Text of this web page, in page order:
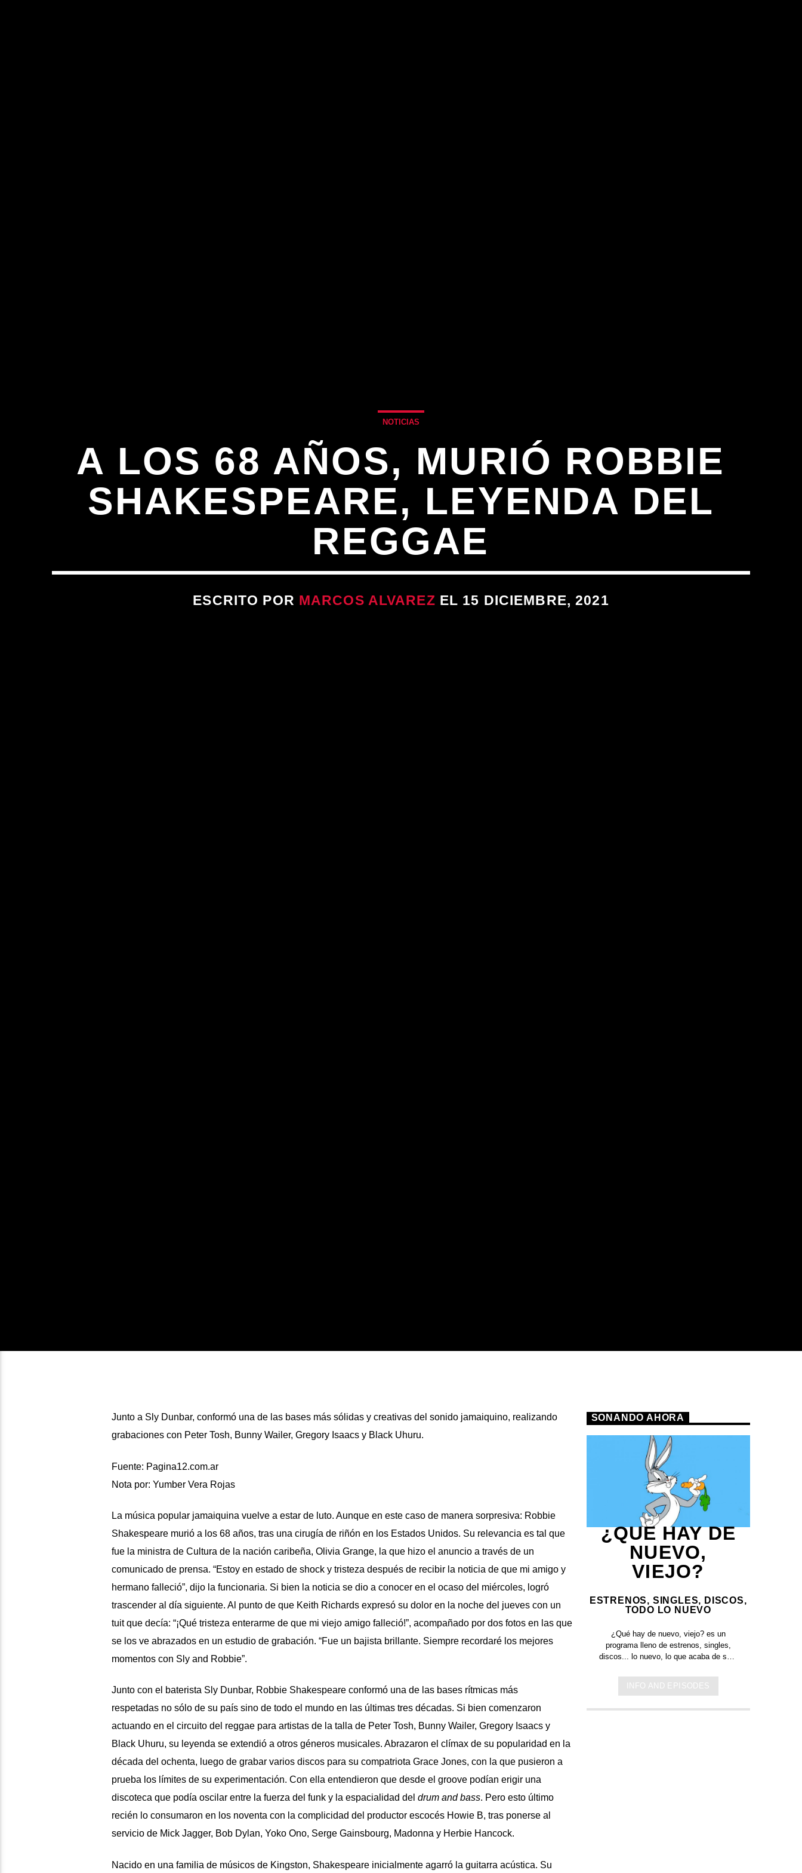
NOTICIAS
A LOS 68 AÑOS, MURIÓ ROBBIE
SHAKESPEARE, LEYENDA DEL
REGGAE
ESCRITO POR MARCOS ALVAREZ EL 15 DICIEMBRE, 2021
Junto a Sly Dunbar, conformó una de las bases más sólidas y creativas del sonido jamaiquino, realizando
grabaciones con Peter Tosh, Bunny Wailer, Gregory Isaacs y Black Uhuru.
Fuente: Pagina12.com.ar
Nota por: Yumber Vera Rojas
La música popular jamaiquina vuelve a estar de luto. Aunque en este caso de manera sorpresiva: Robbie
Shakespeare murió a los 68 años, tras una cirugía de riñón en los Estados Unidos. Su relevancia es tal que
fue la ministra de Cultura de la nación caribeña, Olivia Grange, la que hizo el anuncio a través de un
comunicado de prensa. “Estoy en estado de shock y tristeza después de recibir la noticia de que mi amigo y
hermano falleció”, dijo la funcionaria. Si bien la noticia se dio a conocer en el ocaso del miércoles, logró
trascender al día siguiente. Al punto de queKeith Richards expresó su dolor en la noche del jueves con un
tuit que decía: “¡Qué tristeza enterarme de que mi viejo amigo falleció!”, acompañado por dos fotos en las que
se los ve abrazados en un estudio de grabación. “Fue un bajista brillante. Siempre recordaré los mejores
momentos con Sly and Robbie”.
Junto con el baterista Sly Dunbar, Robbie Shakespeare conformó una de las bases rítmicas más
respetadasno sólo de su país sino de todo el mundo en las últimas tres décadas. Si bien comenzaron
actuando en el circuito del reggae para artistas de la talla de Peter Tosh, Bunny Wailer, Gregory Isaacs y
Black Uhuru, su leyenda se extendió a otros géneros musicales. Abrazaron el clímax de su popularidad en la
década del ochenta, luego de grabar varios discos para su compatriota Grace Jones, con la que pusieron a
prueba los límites de su experimentación. Con ella entendieron que desde el groove podían erigir una
discoteca que podía oscilar entre la fuerza del funk y la espacialidad del drum and bass. Pero esto último
recién lo consumaron en los noventa con la complicidad del productor escocésHowie B, tras ponerse al
servicio de Mick Jagger, Bob Dylan, Yoko Ono, Serge Gainsbourg, Madonna y Herbie Hancock.
Nacido en una familia de músicos de Kingston, Shakespeare inicialmente agarró la guitarra acústica. Su
SONANDO AHORA
¿QUE HAY DE
NUEVO,
VIEJO?
ESTRENOS, SINGLES, DISCOS,
TODO LO NUEVO
¿Qué hay de nuevo, viejo?es un
programa lleno de estrenos, singles,
discos... lo nuevo, lo que acaba de salir
lo escuchas acá. Sin cortes y
conducido por:Bugs Bunny,el conejo
INFO AND EPISODES